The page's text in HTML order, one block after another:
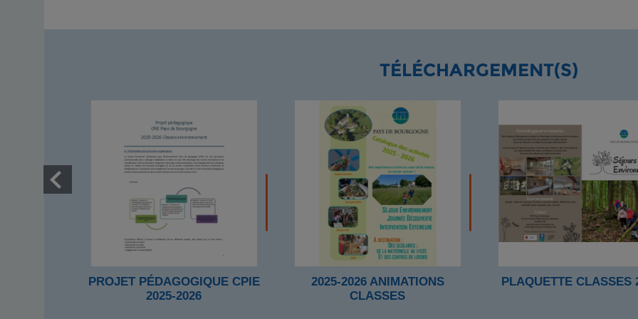
TÉLÉCHARGEMENT(S)
PROJET PÉDAGOGIQUE CPIE
2025-2026
2025-2026 ANIMATIONS
CLASSES
PLAQUETTE CLASSES